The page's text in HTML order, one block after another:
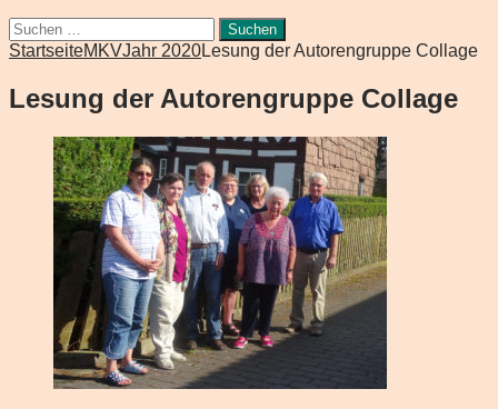
Suchen
nach:
StartseiteMKVJahr 2020Lesung der Autorengruppe Collage
Lesung der Autorengruppe Collage